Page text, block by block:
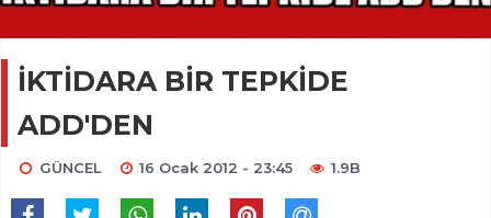
İKTİDARA BİR TEPKİDE
ADD'DEN
GÜNCEL 16 Ocak 2012 - 23:45 1.9B